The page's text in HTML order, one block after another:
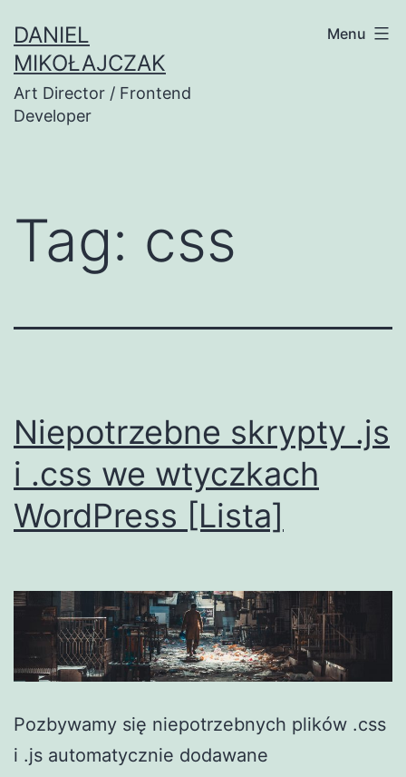
do
treści
DANIEL
MIKOŁAJCZAK
Art Director / Frontend
Developer
Menu
Tag: css
Niepotrzebne skrypty .js
i .css we wtyczkach
WordPress [Lista]
Pozbywamy się niepotrzebnych plików .css
i .js automatycznie dodawane